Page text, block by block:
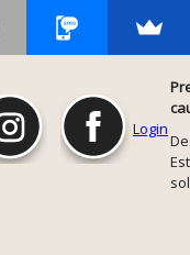
Login